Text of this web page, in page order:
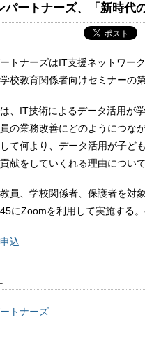
パートナーズ、「新時代
トナーズはIT支援ネットワー
校教育関係者向けセミナーの
、IT技術によるデータ活用が
の業務改善にどのようにつな
て何より、データ活用が子ど
献をしていくれる理由について
員、学校関係者、保護者を対
にZoomを利用して実施する。
込
トナーズ